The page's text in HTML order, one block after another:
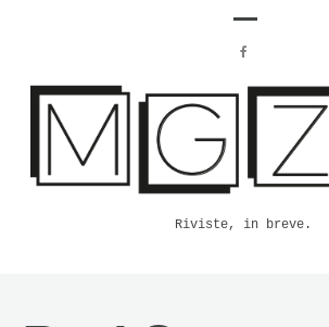
Riviste, in breve.